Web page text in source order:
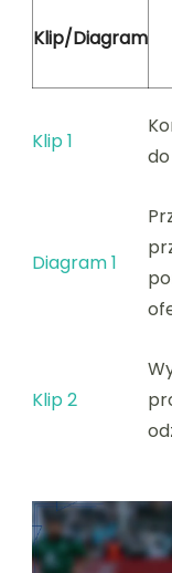
Klip/Diagram
Klip 1
Diagram 1
Klip 2